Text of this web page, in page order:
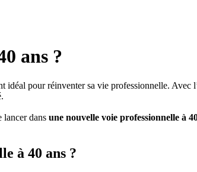
ans ?
idéal pour réinventer sa vie professionnelle.
lancer dans une nouvelle voie professionnelle à
à 40 ans ?